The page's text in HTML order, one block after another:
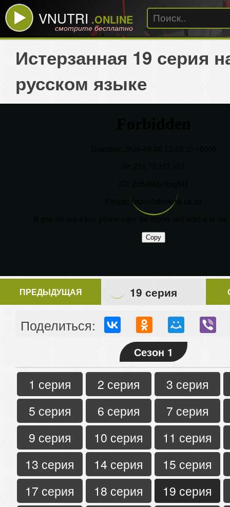
VNUTRI .ONLINE
смотрите бесплатно
Истерзанная 19 серия
русском языке
ПРЕДЫДУЩАЯ 19 серия
Поделиться:
Сезон 1
1 серия 2 серия
3 серия
5 серия
6 серия
7 серия
9 серия
10 серия
11 серия
13 серия
14 серия
15 серия
17 серия
18 серия
19 серия